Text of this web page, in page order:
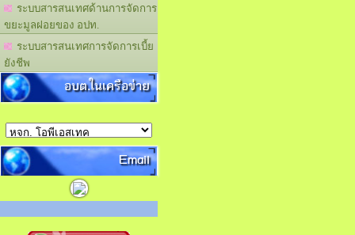
ระบบสารสนเทศด้านการจัดการ
ขยะมูลฝอยของ อปท.
ระบบสารสนเทศการจัดการเบี้ย
ยังชีพ
อบต.ในเครือข่าย
Email